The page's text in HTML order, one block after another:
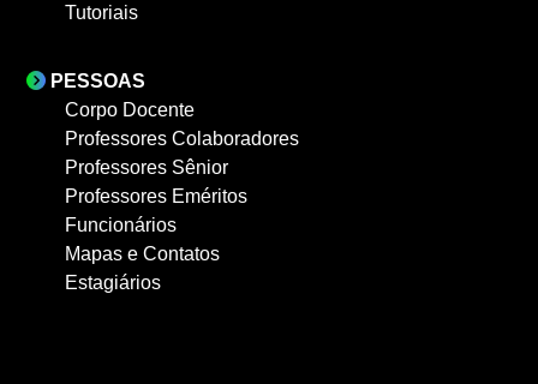
Tutoriais
PESSOAS
Corpo Docente
Professores Colaboradores
Professores Sênior
Professores Eméritos
Funcionários
Mapas e Contatos
Estagiários